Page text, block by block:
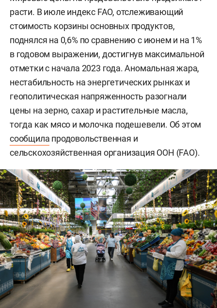
расти. В июле индекс FAO, отслеживающий
стоимость корзины основных продуктов,
поднялся на 0,6% по сравнению с июнем и на 1%
в годовом выражении, достигнув максимальной
отметки с начала 2023 года. Аномальная жара,
нестабильность на энергетических рынках и
геополитическая напряженность разогнали
цены на зерно, сахар и растительные масла,
тогда как мясо и молочка подешевели. Об этом
сообщила продовольственная и
сельскохозяйственная организация ООН (FAO).